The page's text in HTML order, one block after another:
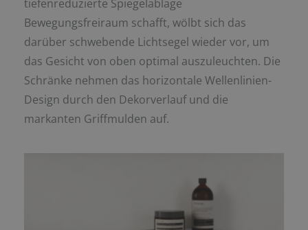
tiefenreduzierte Spiegelablage
Bewegungsfreiraum schafft, wölbt sich das
darüber schwebende Lichtsegel wieder vor, um
das Gesicht von oben optimal auszuleuchten. Die
Schränke nehmen das horizontale Wellenlinien-
Design durch den Dekorverlauf und die
markanten Griffmulden auf.